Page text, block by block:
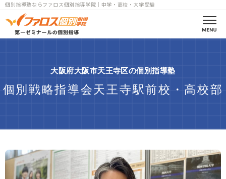
個別指導塾ならファロス個別指導学院｜中学・高校・大学受験
合格実績
高校部一覧 中学部一覧
大阪府大阪市天王寺区の個別指導塾
個別戦略指導会天王寺駅前校・高校部